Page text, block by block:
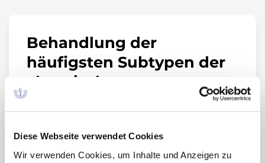
Diese Webseite verwendet Cookies
Wir verwenden Cookies, um Inhalte und Anzeigen zu
Behandlung der
häufigsten Subtypen der
chronischen
induzierbaren Urtikaria
≥ 18 Jahren